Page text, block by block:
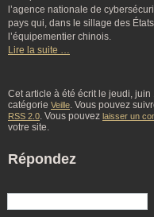
l’agence nationale de
pays qui, dans le sillage des
l’équipementier chinois.
Lire la suite …
Cet article à été écrit le jeudi,
catégorie Veille. Vous pouvez
RSS 2.0. Vous pouvez laisser un
votre site.
Répondez